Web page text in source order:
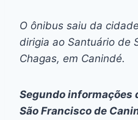
O ônibus saiu da
dirigia ao Santuário de
Chagas, em Canindé.
Segundo informações
São Francisco de